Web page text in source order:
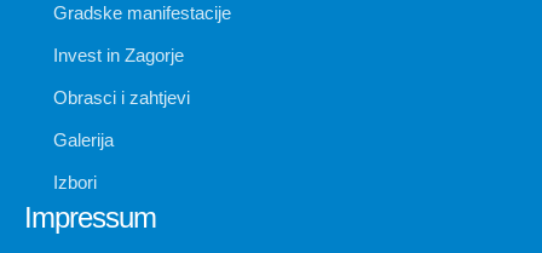
Gradske manifestacije
Invest in Zagorje
Obrasci i zahtjevi
Galerija
Izbori
Impressum